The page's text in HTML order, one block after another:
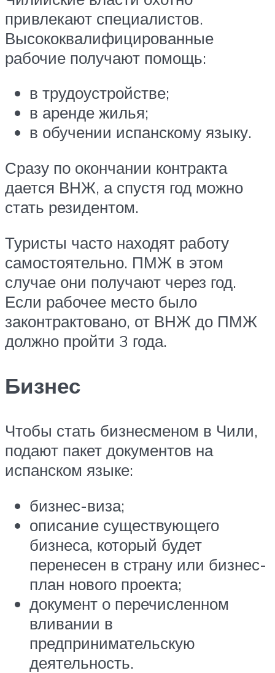
привлекают специалистов.
Высококвалифицированные
рабочие получают помощь:
в трудоустройстве;
в аренде жилья;
в обучении испанскому языку.
Сразу по окончании контракта
дается ВНЖ, а спустя год можно
стать резидентом.
Туристы часто находят работу
самостоятельно. ПМЖ в этом
случае они получают через год.
Если рабочее место было
законтрактовано, от ВНЖ до ПМЖ
должно пройти 3 года.
Бизнес
Чтобы стать бизнесменом в Чили,
подают пакет документов на
испанском языке:
бизнес-виза;
описание существующего
бизнеса, который будет
перенесен в страну или бизнес-
план нового проекта;
документ о перечисленном
вливании в
предпринимательскую
деятельность.